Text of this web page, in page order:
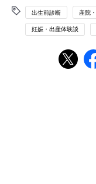
早速受診しておなか
ときは、感動して思
が昨日のことのよう
出生前診断 産院
妊娠・出産体験談